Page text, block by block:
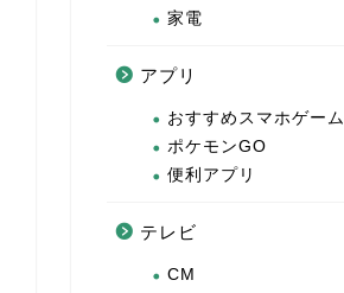
家電
アプリ
おすすめスマホゲーム
ポケモンGO
便利アプリ
テレビ
CM